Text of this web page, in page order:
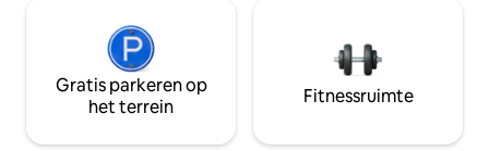
Gratis parkeren op
het terrein
Fitnessruimte